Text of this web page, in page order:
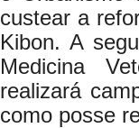
custear a
Kibon. A
Medicina
realizará
como posse